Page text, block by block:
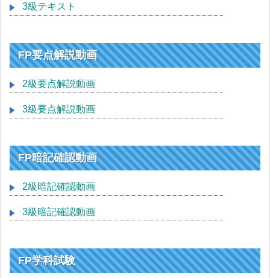
3級テキスト
FP要点解説動画
2級要点解説動画
3級要点解説動画
FP暗記確認動画
2級暗記確認動画
3級暗記確認動画
FP学科試験